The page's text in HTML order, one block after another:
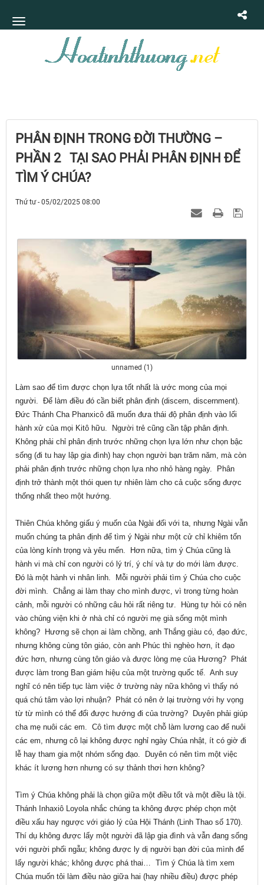
PHÂN ĐỊNH TRONG ĐỜI THƯỜNG –
PHẦN 2 TẠI SAO PHẢI PHÂN ĐỊNH ĐỂ
TÌM Ý CHÚA?
Thứ tư - 05/02/2025 08:00
unnamed (1)
Làm sao để tìm được chọn lựa tốt nhất là ước mong của mọi
người. Để làm điều đó cần biết phân định (discern, discernment).
Đức Thánh Cha Phanxicô đã muốn đưa thái độ phân định vào lối
hành xử của mọi Kitô hữu. Người trẻ cũng cần tập phân định.
Không phải chỉ phân định trước những chọn lựa lớn như chọn bậc
sống (đi tu hay lập gia đình) hay chọn người bạn trăm năm, mà còn
phải phân định trước những chọn lựa nho nhỏ hàng ngày. Phân
định trở thành một thói quen tự nhiên làm cho cả cuộc sống được
thống nhất theo một hướng.
Thiên Chúa không giấu ý muốn của Ngài đối với ta, nhưng Ngài vẫn
muốn chúng ta phân định để tìm ý Ngài như một cử chỉ khiêm tốn
của lòng kính trọng và yêu mến. Hơn nữa, tìm ý Chúa cũng là
hành vi mà chỉ con người có lý trí, ý chí và tự do mới làm được.
Đó là một hành vi nhân linh. Mỗi người phải tìm ý Chúa cho cuộc
đời mình. Chẳng ai làm thay cho mình được, vì trong từng hoàn
cảnh, mỗi người có những câu hỏi rất riêng tư. Hùng tự hỏi có nên
vào chủng viện khi ở nhà chỉ có người mẹ già sống một mình
không? Hương sẽ chọn ai làm chồng, anh Thắng giàu có, đạo đức,
nhưng không cùng tôn giáo, còn anh Phúc thì nghèo hơn, ít đạo
đức hơn, nhưng cùng tôn giáo và được lòng mẹ của Hương? Phát
được làm trong Ban giám hiệu của một trường quốc tế. Anh suy
nghĩ có nên tiếp tục làm việc ở trường này nữa không vì thấy nó
quá chú tâm vào lợi nhuận? Phát có nên ở lại trường với hy vọng
từ từ mình có thể đổi được hướng đi của trường? Duyên phải giúp
cha mẹ nuôi các em. Cô tìm được một chỗ làm lương cao để nuôi
các em, nhưng cô lại không được nghỉ ngày Chúa nhật, ít có giờ đi
lễ hay tham gia một nhóm sống đạo. Duyên có nên tìm một việc
khác ít lương hơn nhưng có sự thảnh thơi hơn không?
Tìm ý Chúa không phải là chọn giữa một điều tốt và một điều là tội.
Thánh Inhaxiô Loyola nhắc chúng ta không được phép chọn một
điều xấu hay ngược với giáo lý của Hội Thánh (Linh Thao số 170).
Thí dụ không được lấy một người đã lập gia đình và vẫn đang sống
với người phối ngẫu; không được ly dị người bạn đời của mình để
lấy người khác; không được phá thai… Tìm ý Chúa là tìm xem
Chúa muốn tôi làm điều nào giữa hai (hay nhiều điều) được phép